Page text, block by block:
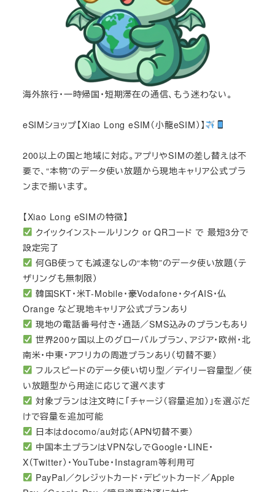
海外旅行・一時帰国・短期滞在の通信、もう迷わない。
eSIMショップ【Xiao Long eSIM（小龍eSIM）】
200以上の国と地域に対応。アプリやSIMの差し替えは不
要で、“本物”のデータ使い放題から現地キャリア公式プラ
ンまで揃います。
【Xiao Long eSIMの特徴】
クイックインストールリンク or QRコード で 最短3分で
設定完了
何GB使っても減速なしの“本物”のデータ使い放題（テ
ザリングも無制限）
韓国SKT・米T-Mobile・豪Vodafone・タイAIS・仏
Orange など現地キャリア公式プランあり
現地の電話番号付き・通話／SMS込みのプランもあり
世界200ヶ国以上のグローバルプラン、アジア・欧州・北
南米・中東・アフリカの周遊プランあり（切替不要）
フルスピードのデータ使い切り型／デイリー容量型／使
い放題型から用途に応じて選べます
対象プランは注文時に「チャージ（容量追加）」を選ぶだ
けで容量を追加可能
日本はdocomo/au対応（APN切替不要）
中国本土プランはVPNなしでGoogle・LINE・
X（Twitter）・YouTube・Instagram等利用可
PayPal／クレジットカード・デビットカード／Apple